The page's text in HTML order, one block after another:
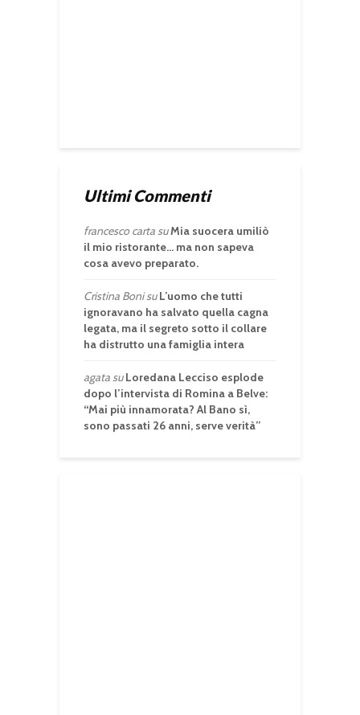
Ultimi Commenti
francesco cartasuMia suocera umiliò
il mio ristorante… ma non sapeva
cosa avevo preparato.
Cristina BonisuL’uomo che tutti
ignoravano ha salvato quella cagna
legata, ma il segreto sotto il collare
ha distrutto una famiglia intera
agatasuLoredana Lecciso esplode
dopo l’intervista di Romina a Belve:
“Mai più innamorata? Al Bano sì,
sono passati 26 anni, serve verità”